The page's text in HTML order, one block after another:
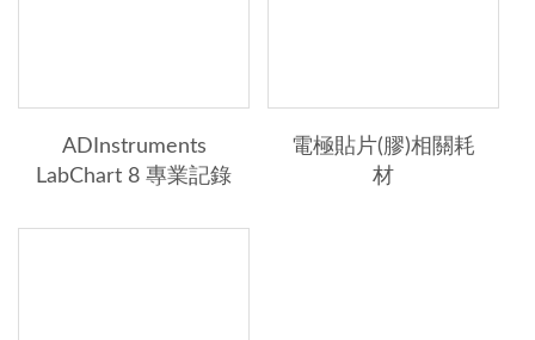
→其他事業群
ADInstruments
LabChart 8 專業記錄
電極貼片(膠)相關耗
材